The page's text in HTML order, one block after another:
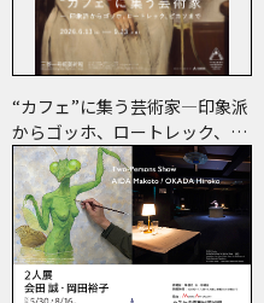
“カフェ”に集う芸術家―印象派
からゴッホ、ロートレック、ピ
カソまで